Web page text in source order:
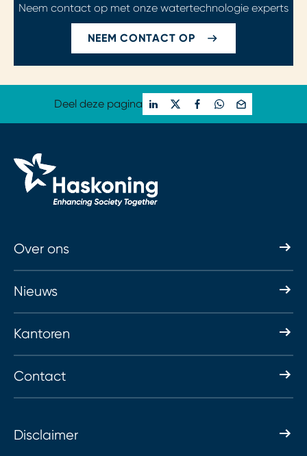
Neem contact op met onze watertechnologie experts
NEEM CONTACT OP
Deel deze pagina
Over ons
Nieuws
Kantoren
Contact
Disclaimer